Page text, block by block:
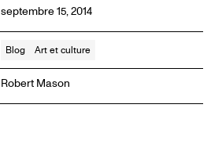
septembre 15, 2014
Blog Art et culture
Robert Mason